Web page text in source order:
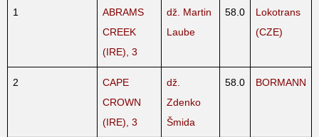
1
ABRAMS
CREEK
(IRE), 3
dž. Martin
Laube
58.0
Lokotrans
(CZE)
2
CAPE
CROWN
(IRE), 3
dž.
Zdenko
Šmida
58.0 BORMANN